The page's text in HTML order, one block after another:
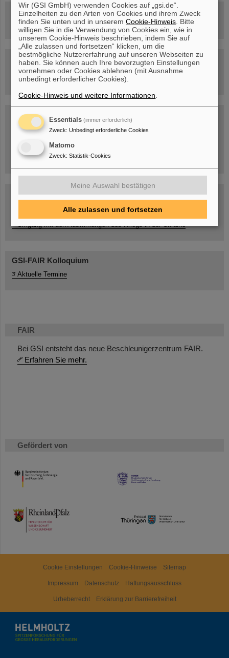
FAIR
Bei GSI entsteht das neue Beschleunigerzentrum FAIR.
Erfahren Sie mehr.
Gefördert von
HMWK
TMWWDG
Rundflug über die FAIR-Baustelle
Besichtigung von GSI/FAIR –
jetzt Termin buchen!
Blog Beam On
Menschen...hinter GSI und FAIR.
Umgang mit den Auswirkungen des Kriegs in der Ukraine
GSI-FAIR Kolloquium
Aktuelle Termine
Cookie Einstellungen Cookie-Hinweise Sitemap
Impressum Datenschutz Haftungsausschluss
Urheberrecht Erklärung zur Barrierefreiheit
Wir (GSI GmbH) verwenden Cookies auf „gsi.de“.
Einzelheiten zu den Arten von Cookies und ihrem Zweck
finden Sie unten und in unseremCookie-Hinweis . Bitte
willigen Sie in die Verwendung von Cookies ein, wie in
unserem Cookie-Hinweis beschrieben, indem Sie auf
„Alle zulassen und fortsetzen“ klicken, um die
bestmögliche Nutzererfahrung auf unseren Webseiten zu
haben. Sie können auch Ihre bevorzugten Einstellungen
vornehmen oder Cookies ablehnen (mit Ausnahme
unbedingt erforderlicher Cookies).
Cookie-Hinweis und weitere Informationen
Essentials (immer erforderlich)
Zweck: Unbedingt erforderliche Cookies
Matomo
Zweck: Statistik-Cookies
Meine Auswahl bestätigen
Alle zulassen und fortsetzen